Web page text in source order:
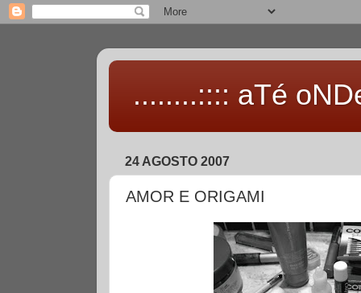
........:::: aTé
24 AGOSTO 2007
AMOR E ORIGAMI